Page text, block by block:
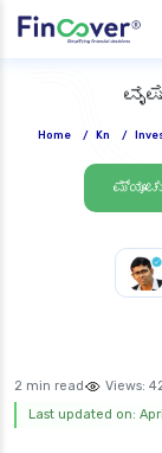
Home / Kn /
2 min read Views:
Last updated on: